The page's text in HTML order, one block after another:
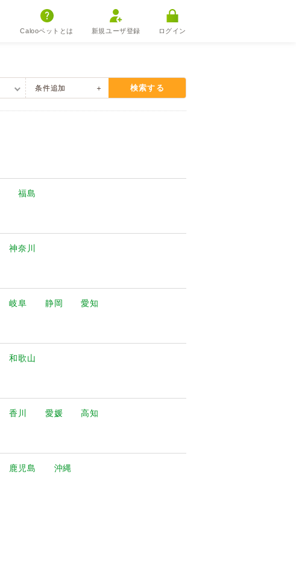
Calooペットとは 新規ユーザ登録 ログイン
条件追加 検索する
福島
神奈川
岐阜 静岡 愛知
和歌山
香川 愛媛 高知
鹿児島 沖縄